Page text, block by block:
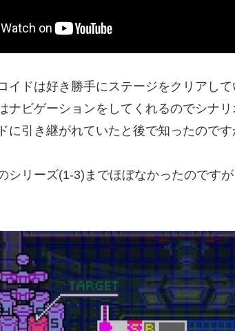
イドは好き勝手にステージをクリアし
ナビゲーションをしてくれるのでシナリ
に引き継がれていたと後で知ったので
シリーズ(1-3)までほぼなかったのです